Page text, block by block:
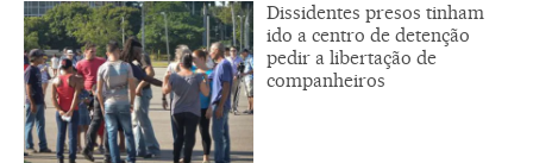
Dissidentes presos tinham
ido a centro de detenção
pedir a libertação de
companheiros